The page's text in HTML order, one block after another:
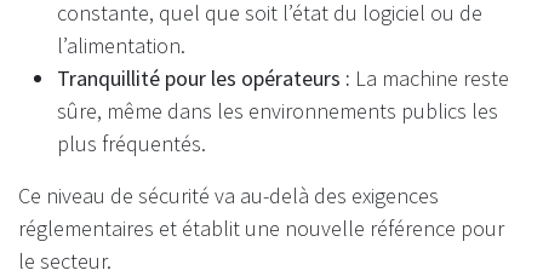
constante, quel que soit l’état du logiciel ou de
l’alimentation.
Tranquillité pour les opérateurs : La machine reste
sûre, même dans les environnements publics les
plus fréquentés.
Ce niveau de sécurité va au-delà des exigences
réglementaires et établit une nouvelle référence pour
le secteur.